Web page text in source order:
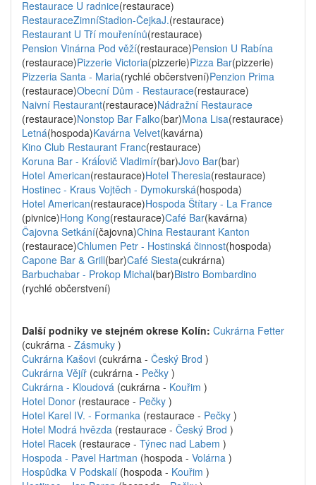
Restaurace U radnice(restaurace)
RestauraceZimníStadion-ČejkaJ.(restaurace)
Restaurant U Tří mouřenínů(restaurace)
Pension Vinárna Pod věží(restaurace)Pension U Rabína
(restaurace)Pizzerie Victoria(pizzerie)Pizza Bar(pizzerie)
Pizzeria Santa - Maria(rychlé občerstvení)Penzion Prima
(restaurace)Obecní Dům - Restaurace(restaurace)
Naivní Restaurant(restaurace)Nádražní Restaurace
(restaurace)Nonstop Bar Falko(bar)Mona Lisa(restaurace)
Letná(hospoda)Kavárna Velvet(kavárna)
Kino Club Restaurant Franc(restaurace)
Koruna Bar - Kráĺovič Vladimír(bar)Jovo Bar(bar)
Hotel American(restaurace)Hotel Theresia(restaurace)
Hostinec - Kraus Vojtěch - Dymokurská(hospoda)
Hotel American(restaurace)Hospoda Štítary - La France
(pivnice)Hong Kong(restaurace)Café Bar(kavárna)
Čajovna Setkání(čajovna)China Restaurant Kanton
(restaurace)Chlumen Petr - Hostinská činnost(hospoda)
Capone Bar & Grill(bar)Café Siesta(cukrárna)
Barbuchabar - Prokop Michal(bar)Bistro Bombardino
(rychlé občerstvení)
Další podniky ve stejném okrese Kolín: Cukrárna Fetter
(cukrárna - Zásmuky )
Cukrárna Kašovi (cukrárna - Český Brod )
Cukrárna Vějíř (cukrárna - Pečky )
Cukrárna - Kloudová (cukrárna - Kouřim )
Hotel Donor (restaurace - Pečky )
Hotel Karel IV. - Formanka (restaurace - Pečky )
Hotel Modrá hvězda (restaurace - Český Brod )
Hotel Racek (restaurace - Týnec nad Labem )
Hospoda - Pavel Hartman (hospoda - Volárna )
Hospůdka V Podskalí (hospoda - Kouřim )